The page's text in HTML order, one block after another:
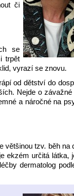
či
se
trpět
vyrazí se znovu.
od dětství do
Nejde o
a náročné na
většinou tzv. běh na
ekzém určitá látka,
dermatolog